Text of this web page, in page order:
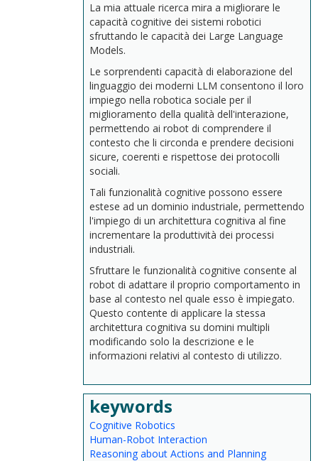
La mia attuale ricerca mira a migliorare le
capacità cognitive dei sistemi robotici
sfruttando le capacità dei Large Language
Models.
Le sorprendenti capacità di elaborazione del
linguaggio dei moderni LLM consentono il loro
impiego nella robotica sociale per il
miglioramento della qualità dell'interazione,
permettendo ai robot di comprendere il
contesto che li circonda e prendere decisioni
sicure, coerenti e rispettose dei protocolli
sociali.
Tali funzionalità cognitive possono essere
estese ad un dominio industriale, permettendo
l'impiego di un architettura cognitiva al fine
incrementare la produttività dei processi
industriali.
Sfruttare le funzionalità cognitive consente al
robot di adattare il proprio comportamento in
base al contesto nel quale esso è impiegato.
Questo contente di applicare la stessa
architettura cognitiva su domini multipli
modificando solo la descrizione e le
informazioni relativi al contesto di utilizzo.
keywords
Cognitive Robotics
Human-Robot Interaction
Reasoning about Actions and Planning